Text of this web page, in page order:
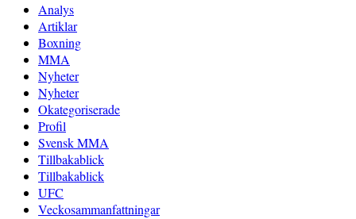
Analys
Artiklar
Boxning
MMA
Nyheter
Nyheter
Okategoriserade
Profil
Svensk MMA
Tillbakablick
Tillbakablick
UFC
Veckosammanfattningar